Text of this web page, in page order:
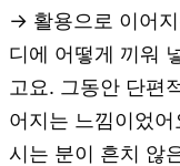
→ 활용으로 이어
디에 어떻게 끼워
고요. 그동안 단편
어지는 느낌이었
시는 분이 흔치 않